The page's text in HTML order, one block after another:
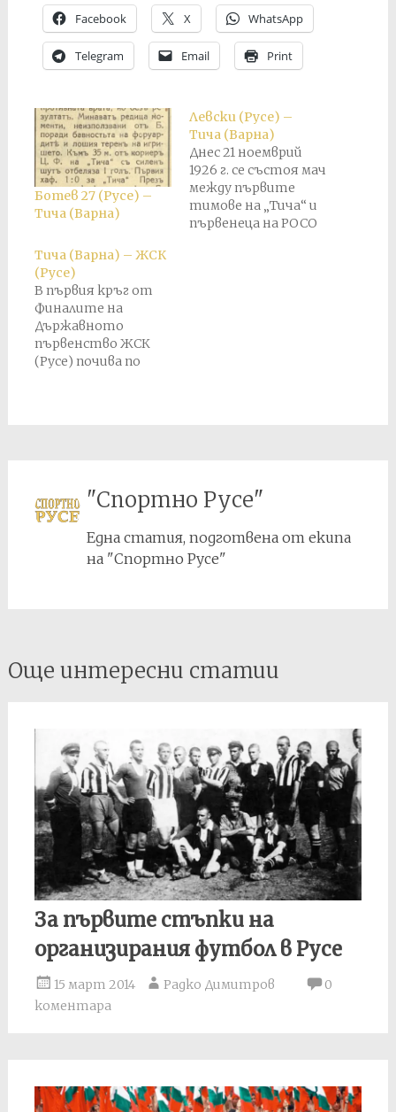
Facebook X WhatsApp
Telegram Email Print
Ботев 27 (Русе) –
Тича (Варна)
Левски (Русе) –
Тича (Варна)
Днес 21 ноемврий
1926 г. се състоя мач
между първите
тимове на „Тича“ и
първенеца на РОСО
Тича (Варна) – ЖСК
(Русе)
В първия кръг от
Финалите на
Държавното
първенство ЖСК
(Русе) почива по
първоначалния
жребий трябва да се
играе в Русе на 23
август, неделя. В
"Спортно Русе"
Една статия, подготвена от екипа
на "Спортно Русе"
Post
navigation
Още интересни статии
За първите стъпки на
организирания футбол в Русе
15 март 2014 Радко Димитров
0
коментара